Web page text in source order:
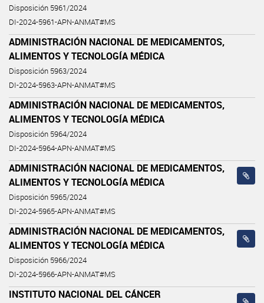
Disposición 5961/2024
DI-2024-5961-APN-ANMAT#MS
ADMINISTRACIÓN NACIONAL DE MEDICAMENTOS,
ALIMENTOS Y TECNOLOGÍA MÉDICA
Disposición 5963/2024
DI-2024-5963-APN-ANMAT#MS
ADMINISTRACIÓN NACIONAL DE MEDICAMENTOS,
ALIMENTOS Y TECNOLOGÍA MÉDICA
Disposición 5964/2024
DI-2024-5964-APN-ANMAT#MS
ADMINISTRACIÓN NACIONAL DE MEDICAMENTOS,
ALIMENTOS Y TECNOLOGÍA MÉDICA
Disposición 5965/2024
DI-2024-5965-APN-ANMAT#MS
ADMINISTRACIÓN NACIONAL DE MEDICAMENTOS,
ALIMENTOS Y TECNOLOGÍA MÉDICA
Disposición 5966/2024
DI-2024-5966-APN-ANMAT#MS
INSTITUTO NACIONAL DEL CÁNCER